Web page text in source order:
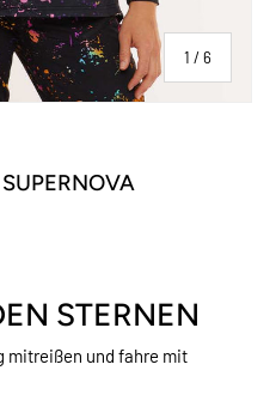
1 /von
6
STERNEN
mitreißen und fahre mit